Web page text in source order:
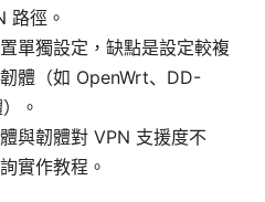
路徑。
單獨設定，缺點是設定較複
體（如 OpenWrt、DD-
。
與韌體對 VPN 支援度不
實作教程。